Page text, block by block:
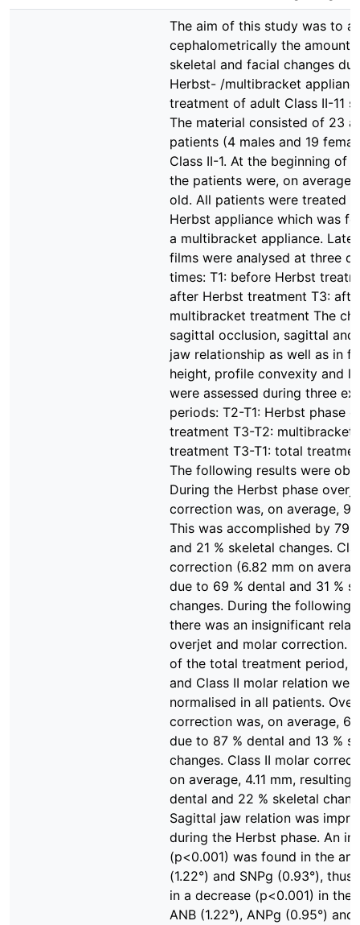
The aim of this study was to
cephalometrically the amount
skeletal and facial changes
Herbst- /multibracket
treatment of adult Class II-11
The material consisted of 23
patients (4 males and 19
Class II-1. At the beginning of
the patients were, on average,
old. All patients were treated
Herbst appliance which was
a multibracket appliance.
films were analysed at three
times: T1: before Herbst
after Herbst treatment T3:
multibracket treatment The
sagittal occlusion, sagittal
jaw relationship as well as in
height, profile convexity and
were assessed during three
periods: T2-T1: Herbst phase
treatment T3-T2: multibracket
treatment T3-T1: total
The following results were
During the Herbst phase
correction was, on average,
This was accomplished by 79
and 21 % skeletal changes.
correction (6.82 mm on
due to 69 % dental and 31 %
changes. During the following
there was an insignificant
overjet and molar correction.
of the total treatment period,
and Class II molar relation
normalised in all patients.
correction was, on average,
due to 87 % dental and 13 %
changes. Class II molar
on average, 4.11 mm, resulting
dental and 22 % skeletal
Sagittal jaw relation was
during the Herbst phase. An
(p<0.001) was found in the
(1.22°) and SNPg (0.93°), thus
in a decrease (p<0.001) in the
ANB (1.22°), ANPg (0.95°) and